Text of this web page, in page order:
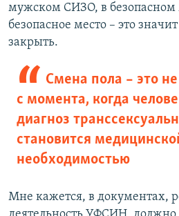
мужском СИЗО, в безопасном
безопасное место – это
закрыть.
Смена пола – это
с момента, когда
диагноз
становится
необходимостью
Мне кажется, в документах,